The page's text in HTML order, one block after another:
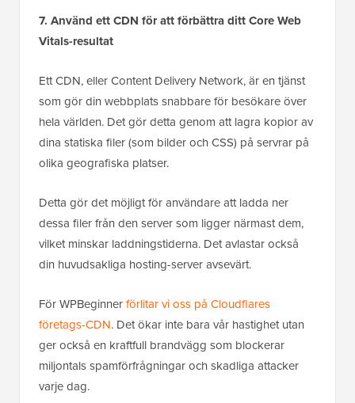
7. Använd ett CDN för att förbättra ditt Core Web
Vitals-resultat
Ett CDN, eller Content Delivery Network, är en tjänst
som gör din webbplats snabbare för besökare över
hela världen. Det gör detta genom att lagra kopior av
dina statiska filer (som bilder och CSS) på servrar på
olika geografiska platser.
Detta gör det möjligt för användare att ladda ner
dessa filer från den server som ligger närmast dem,
vilket minskar laddningstiderna. Det avlastar också
din huvudsakliga hosting-server avsevärt.
För WPBeginnerförlitar vi oss på Cloudflares
företags-CDN. Det ökar inte bara vår hastighet utan
ger också en kraftfull brandvägg som blockerar
miljontals spamförfrågningar och skadliga attacker
varje dag.